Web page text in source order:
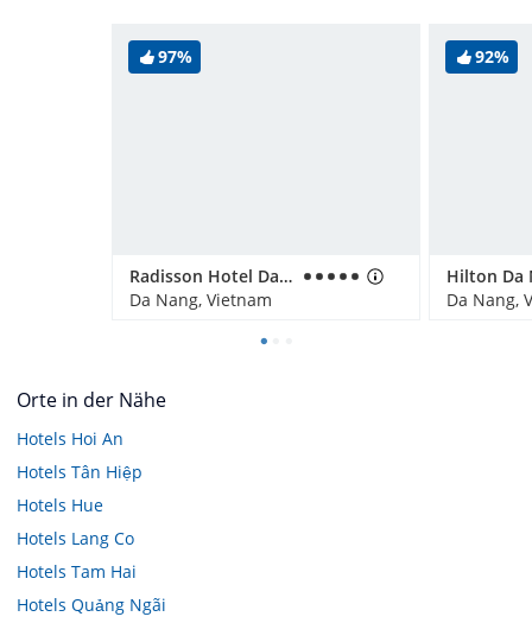
97%
Radisson Hotel Danang
Da Nang, Vietnam
92%
Hilton Da
Da Nang,
Orte in der Nähe
Hotels Hoi An
Hotels Tân Hiệp
Hotels Hue
Hotels Lang Co
Hotels Tam Hai
Hotels Quảng Ngãi